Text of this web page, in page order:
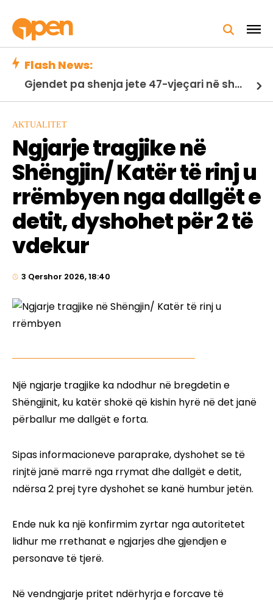
Flash News:
Gjendet pa shenja jete 47-vjeçari në shkallët e pallatit/ Nuk janë konstatuar shenja dhune. Nisin hetimet
AKTUALITET
Ngjarje tragjike në
Shëngjin/ Katër të rinj u
rrëmbyen nga dallgët e
detit, dyshohet për 2 të
vdekur
3 Qershor 2026, 18:40
Një ngjarje tragjike ka ndodhur në bregdetin e
Shëngjinit, ku katër shokë që kishin hyrë në det janë
përballur me dallgët e forta.
Sipas informacioneve paraprake, dyshohet se të
rinjtë janë marrë nga rrymat dhe dallgët e detit,
ndërsa 2 prej tyre dyshohet se kanë humbur jetën.
Ende nuk ka një konfirmim zyrtar nga autoritetet
lidhur me rrethanat e ngjarjes dhe gjendjen e
personave të tjerë.
Në vendngjarje pritet ndërhyrja e forcave të